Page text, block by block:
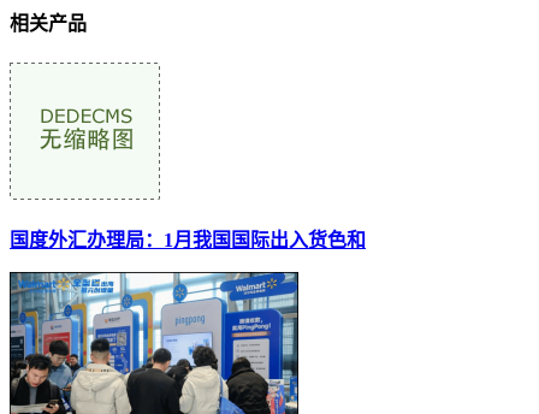
相关产品
国度外汇办理局：1月我国国际出入货色和